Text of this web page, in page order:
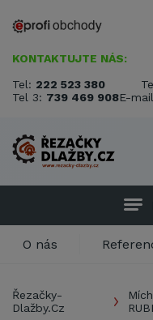
KONTAKTUJTE NÁS:
Tel: 222 523 380
Tel 3: 739 469 908E-
O nás
Řezačky-
Dlažby.Cz
RUBI